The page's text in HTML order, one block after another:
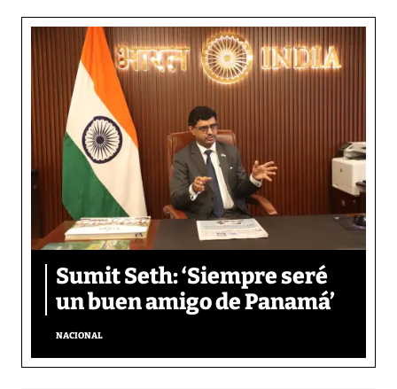
Sumit Seth: ‘Siempre seré
un buen amigo de Panamá’
NACIONAL